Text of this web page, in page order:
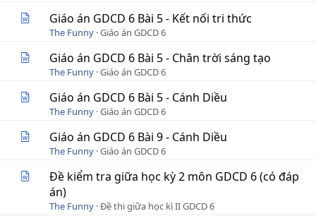
Giáo án GDCD 6 Bài 5 - Kết nối tri thức
The Funny Giáo án GDCD 6
Giáo án GDCD 6 Bài 5 - Chân trời sáng tạo
The Funny Giáo án GDCD 6
Giáo án GDCD 6 Bài 5 - Cánh Diều
The Funny Giáo án GDCD 6
Giáo án GDCD 6 Bài 9 - Cánh Diều
The Funny Giáo án GDCD 6
Đề kiểm tra giữa học kỳ 2 môn GDCD 6 (có đáp
án)
The Funny Đề thi giữa học kì II GDCD 6